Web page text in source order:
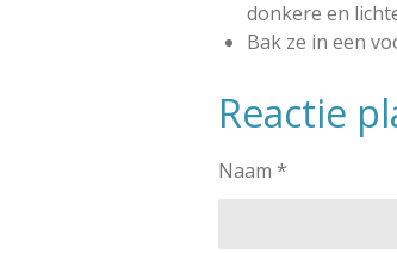
donkere en
Bak ze in een
Reactie
Naam *